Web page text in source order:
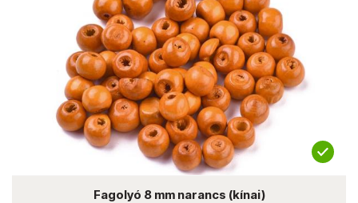
Fagolyó 8 mm narancs (kínai)